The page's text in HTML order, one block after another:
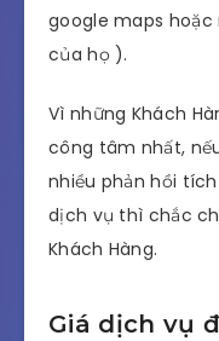
google maps
của họ ).
Vì những Khách
công tâm nhất,
nhiều phản hồi
dịch vụ thì chắc
Khách Hàng.
Giá dịch vụ